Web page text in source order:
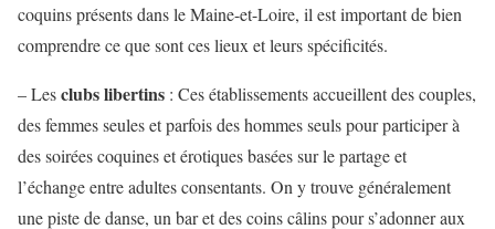
coquins présents dans le Maine-et-Loire, il est important de bien
comprendre ce que sont ces lieux et leurs spécificités.
– Lesclubs libertins : Ces établissements accueillent des couples,
des femmes seules et parfois des hommes seuls pour participer à
des soirées coquines et érotiques basées sur le partage et
l’échange entre adultes consentants. On y trouve généralement
une piste de danse, un bar et des coins câlins pour s’adonner aux